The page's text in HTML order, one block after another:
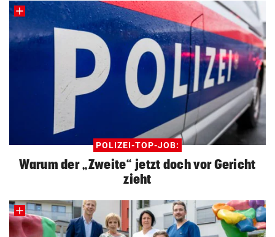
POLIZEI-TOP-JOB:
Warum der „Zweite“ jetzt doch vor Gericht
zieht